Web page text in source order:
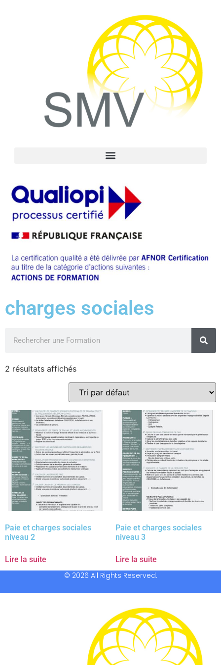
charges sociales
2 résultats affichés
Paie et charges sociales
niveau 2
Lire la suite
Paie et charges sociales
niveau 3
Lire la suite
© 2026 All Rights Reserved.